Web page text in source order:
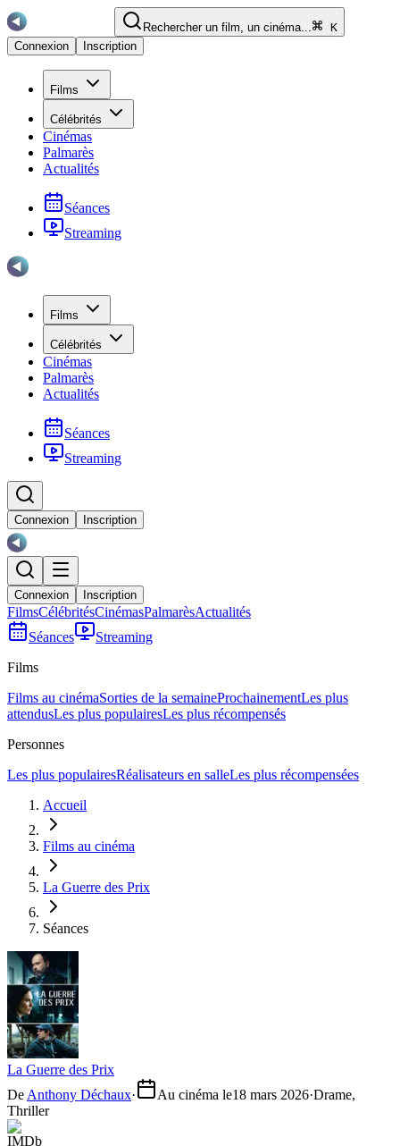
Rechercher un film, un cinéma...
K
Connexion
Inscription
Films
Célébrités
Cinémas
Palmarès
Actualités
Séances
Streaming
Films
Célébrités
Cinémas
Palmarès
Actualités
Séances
Streaming
Connexion Inscription
Connexion Inscription
FilmsCélébritésCinémasPalmarèsActualités
Séances
Streaming
Films
Films au cinémaSorties de la semaineProchainementLes plus
attendusLes plus populairesLes plus récompensés
Personnes
Les plus populairesRéalisateurs en salleLes plus récompensées
Accueil
Films au cinéma
La Guerre des Prix
Séances
La Guerre des Prix
De Anthony Déchaux· Au cinéma le18 mars 2026·Drame,
Thriller